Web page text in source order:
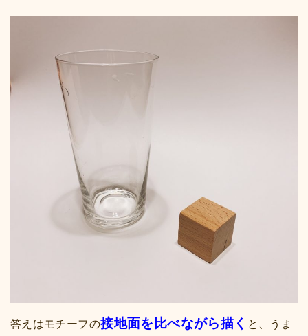
答えはモチーフの接地面を比べながら描く と、うま